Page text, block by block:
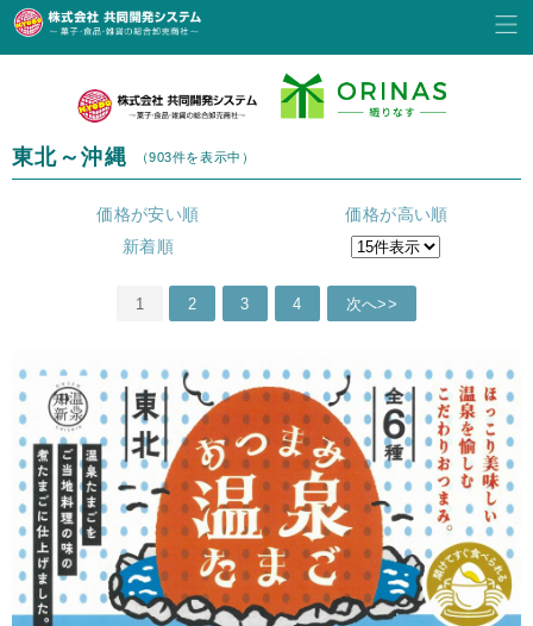
東北～沖縄 （903件を表示中）
価格が安い順
価格が高い順
新着順
1 2 3 4 次へ>>